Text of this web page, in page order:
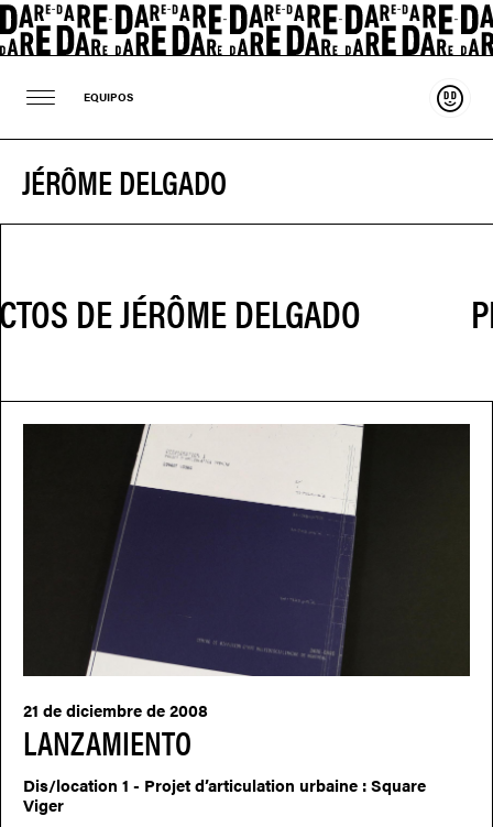
EQUIPOS
JÉRÔME DELGADO
LANZAMIENTO
21 de diciembre de 2008
Dis/location 1 - Projet d’articulation urbaine : Square
Viger